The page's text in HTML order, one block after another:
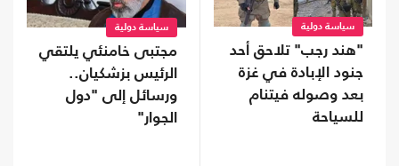
سياسة دولية
"هند رجب" تلاحق أحد
جنود الإبادة في غزة
بعد وصوله فيتنام
للسياحة
سياسة دولية
مجتبى خامنئي يلتقي
الرئيس بزشكيان..
ورسائل إلى "دول
الجوار"